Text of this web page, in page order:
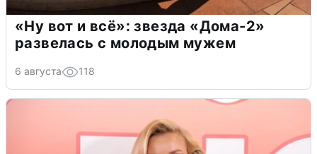
«Ну вот и всё»: звезда «Дома-2»
развелась с молодым мужем
6 августа 118